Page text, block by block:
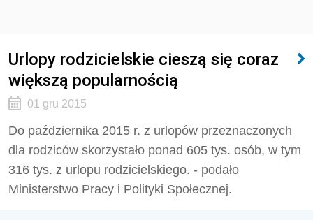
Urlopy rodzicielskie cieszą się coraz
większą popularnością
01 gru 2015
Do października 2015 r. z urlopów przeznaczonych
dla rodziców skorzystało ponad 605 tys. osób, w tym
316 tys. z urlopu rodzicielskiego. - podało
Ministerstwo Pracy i Polityki Społecznej.